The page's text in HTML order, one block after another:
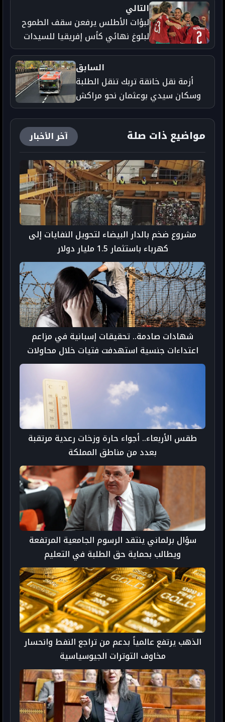
التالي
لبؤات الأطلس يرفعن سقف الطموح
لبلوغ نهائي كأس إفريقيا للسيدات
السابق
أزمة نقل خانقة تربك تنقل الطلبة
وسكان سيدي بوعثمان نحو مراكش
مواضيع ذات صلة آخر الأخبار
مشروع ضخم بالدار البيضاء لتحويل النفايات إلى
كهرباء باستثمار 1.5 مليار دولار
شهادات صادمة.. تحقيقات إسبانية في مزاعم
اعتداءات جنسية استهدفت فتيات خلال محاولات
الهجرة إلى سبتة
طقس الأربعاء.. أجواء حارة وزخات رعدية مرتقبة
بعدد من مناطق المملكة
سؤال برلماني ينتقد الرسوم الجامعية المرتفعة
ويطالب بحماية حق الطلبة في التعليم
الذهب يرتفع عالمياً بدعم من تراجع النفط وانحسار
مخاوف التوترات الجيوسياسية